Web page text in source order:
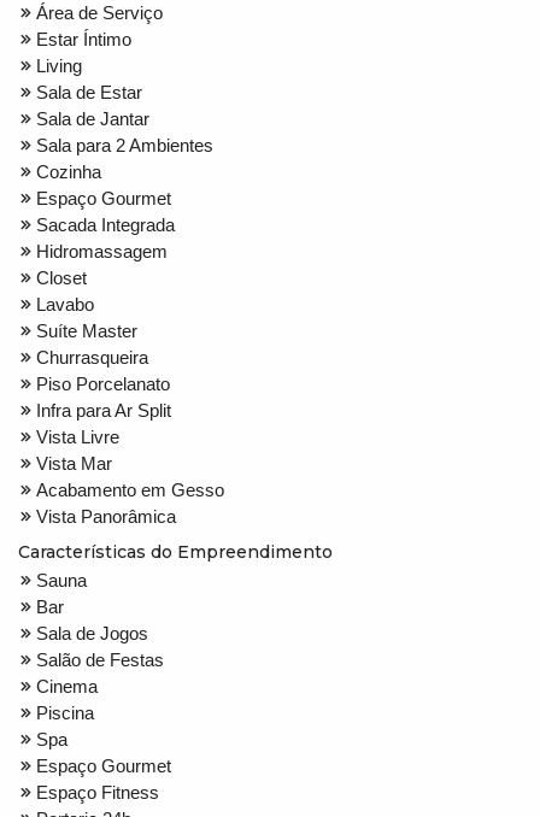
Área de Serviço
Estar Íntimo
Living
Sala de Estar
Sala de Jantar
Sala para 2 Ambientes
Cozinha
Espaço Gourmet
Sacada Integrada
Hidromassagem
Closet
Lavabo
Suíte Master
Churrasqueira
Piso Porcelanato
Infra para Ar Split
Vista Livre
Vista Mar
Acabamento em Gesso
Vista Panorâmica
Características do Empreendimento
Sauna
Bar
Sala de Jogos
Salão de Festas
Cinema
Piscina
Spa
Espaço Gourmet
Espaço Fitness